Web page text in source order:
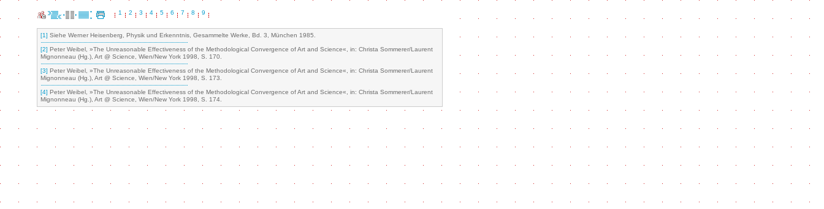
1 2 3 4 5 6 7 8 9
[1] Siehe Werner Heisenberg, Physik und Erkenntnis, Gesammelte Werke, Bd. 3, München 1985.
[2] Peter Weibel, »The Unreasonable Effectiveness of the Methodological Convergence of Art and Science«, in: Christa Sommerer/Laurent
Mignonneau (Hg.), Art @ Science, Wien/New York 1998, S. 170.
[3] Peter Weibel, »The Unreasonable Effectiveness of the Methodological Convergence of Art and Science«, in: Christa Sommerer/Laurent
Mignonneau (Hg.), Art @ Science, Wien/New York 1998, S. 173.
[4] Peter Weibel, »The Unreasonable Effectiveness of the Methodological Convergence of Art and Science«, in: Christa Sommerer/Laurent
Mignonneau (Hg.), Art @ Science, Wien/New York 1998, S. 174.